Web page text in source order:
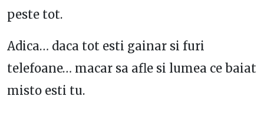
peste tot.
Adica… daca tot esti gainar si furi
telefoane… macar sa afle si lumea ce baiat
misto esti tu.